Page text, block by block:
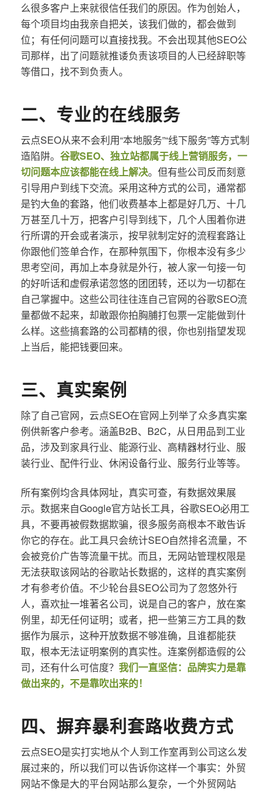
么很多客户上来就很信任我们的原因。作为创始人，
每个项目均由我亲自把关，该我们做的，都会做到
位；有任何问题可以直接找我。不会出现其他SEO公
司那样，出了问题就推诿负责该项目的人已经辞职等
等借口，找不到负责人。
二、专业的在线服务
云点SEO从来不会利用“本地服务”“线下服务”等方式制
造陷阱。 谷歌SEO、独立站都属于线上营销服务，一
切问题本应该都能在线上解决。但有些公司反而刻意
引导用户到线下交流。采用这种方式的公司，通常都
是钓大鱼的套路，他们收费基本上都是好几万、十几
万甚至几十万，把客户引导到线下，几个人围着你进
行所谓的开会或者演示，按早就制定好的流程套路让
你跟他们签单合作，在那种氛围下，你根本没有多少
思考空间，再加上本身就是外行，被人家一句接一句
的好听话和虚假承诺忽悠的团团转，还以为一切都在
自己掌握中。这些公司往往连自己官网的谷歌SEO流
量都做不起来，却敢跟你拍胸脯打包票一定能做到什
么样。这些搞套路的公司都精的很，你也别指望发现
上当后，能把钱要回来。
三、真实案例
除了自己官网，云点SEO在官网上列举了众多真实案
例供新客户参考。涵盖B2B、B2C，从日用品到工业
品，涉及到家具行业、能源行业、高精器材行业、服
装行业、配件行业、休闲设备行业、服务行业等等。
所有案例均含具体网址，真实可查，有数据效果展
示。数据来自Google官方站长工具，谷歌SEO必用工
具，不要再被假数据欺骗，很多服务商根本不敢告诉
你它的存在。此工具只会统计SEO自然排名流量，不
会被竞价广告等流量干扰。而且，无网站管理权限是
无法获取该网站的谷歌站长数据的，这样的真实案例
才有参考价值。不少轮台县SEO公司为了忽悠外行
人，喜欢扯一堆著名公司，说是自己的客户，放在案
例里，却无任何证明；或者，把一些第三方工具的数
据作为展示，这种开放数据不够准确，且谁都能获
取，根本无法证明案例的真实性。连案例都造假的公
司，还有什么可信度？ 我们一直坚信：品牌实力是靠
做出来的，不是靠吹出来的！
四、摒弃暴利套路收费方式
云点SEO是实打实地从个人到工作室再到公司这么发
展过来的，所以我们可以告诉你这样一个事实：外贸
网站不像是大的平台网站那么复杂，一个外贸网站